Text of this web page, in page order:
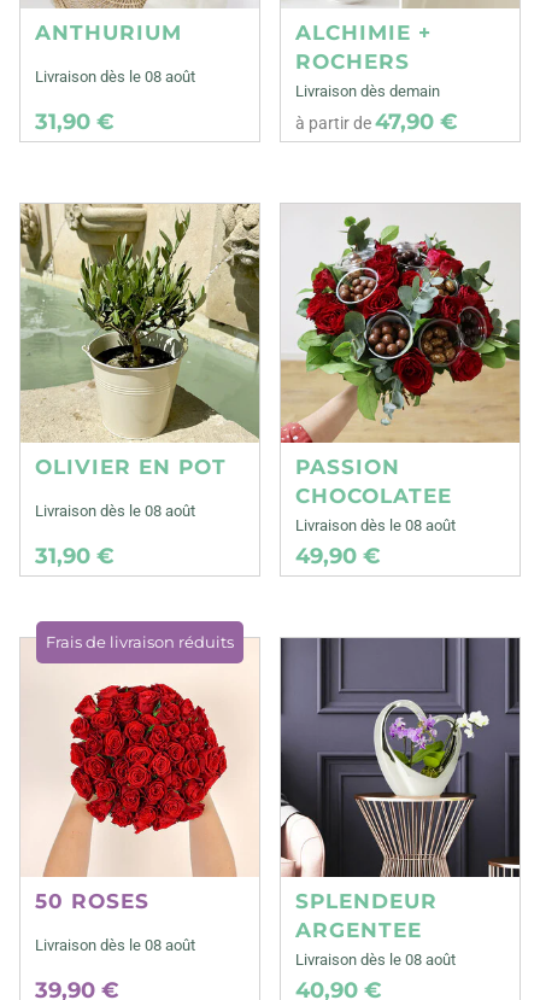
ANTHURIUM
Livraison dès le 08 août
31,90 €
ALCHIMIE +
ROCHERS
Livraison dès demain
à partir de47,90 €
OLIVIER EN POT
Livraison dès le 08 août
31,90 €
PASSION
CHOCOLATEE
Livraison dès le 08 août
49,90 €
Frais de livraison réduits
50 ROSES
Livraison dès le 08 août
39,90 €
SPLENDEUR
ARGENTEE
Livraison dès le 08 août
40,90 €